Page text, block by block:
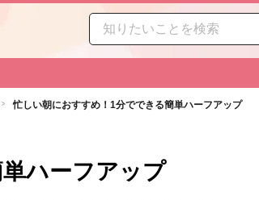
忙しい朝におすすめ！1分でできる簡単ハーフアップ
ハーフアップ